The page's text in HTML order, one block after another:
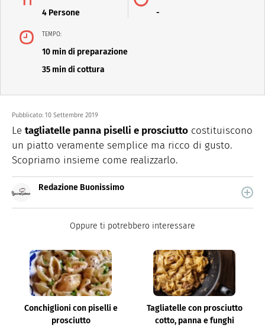
4 Persone -
TEMPO:
10 min di preparazione
35 min di cottura
Pubblicato: 10 Settembre 2019
Le tagliatelle panna piselli e prosciutto costituiscono
un piatto veramente semplice ma ricco di gusto.
Scopriamo insieme come realizzarlo.
Redazione Buonissimo
quale trovi idee veloci, facili e spiegate passo passo.
Oppure ti potrebbero interessare
Conchiglioni con piselli e
prosciutto
Tagliatelle con prosciutto
cotto, panna e funghi